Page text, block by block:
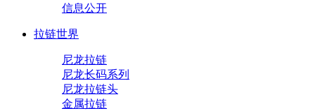
信息公开
拉链世界
尼龙拉链
尼龙长码系列
尼龙拉链头
金属拉链